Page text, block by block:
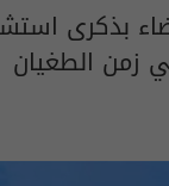
بذكرى
زمن الطغيان